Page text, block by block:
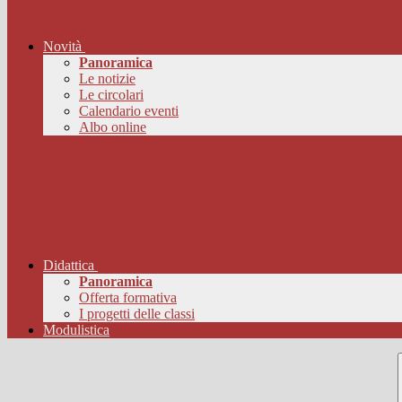
Novità
Panoramica
Le notizie
Le circolari
Calendario eventi
Albo online
Didattica
Panoramica
Offerta formativa
I progetti delle classi
Modulistica